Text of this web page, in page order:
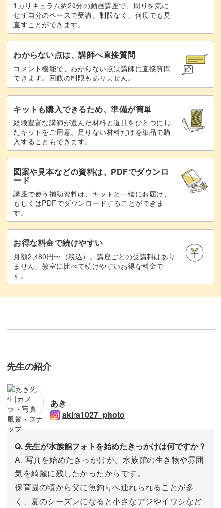
1カリキュラム約20分の動画講座で、周りを気に
せず自分のペースで受講。制限なく、何度でも見
直すことができます。
わからない点は、講師へ直接質問
コメント機能で、わからない点は講師に直接質問
できます。回数の制限もありません。
キットも購入できるため、準備が簡単
経験豊富な講師が選んだ材料と道具をひとつにし
たキットをご用意。足りない材料だけを単品で購
入することもできます。
図案や見本などの資料は、PDFでダウンロ
ード
講座で使う補助資料は、キットと一緒にお届け、
もしくはPDFでダウンロードすることができま
す。
お得な料金で続けやすい
月額2,480円〜（税込）。講座ごとの受講料はあり
ません。教室に比べて続けやすいお得な料金で
す。
先生の紹介
あき
akira1027_photo
Q. 先生が水族館フォトを始めたきっかけは何ですか？
A. 写真を始めたきっかけが、水族館の生き物や雰囲
気を綺麗に残したかったからです。
保育園の頃から父に魚釣りへ連れられることが多
く、夏のシーズンになると小さなアジやイワシなど